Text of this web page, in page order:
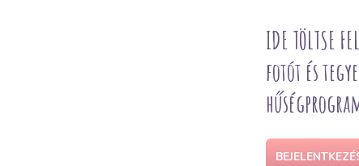
IDE TÖLTSE
fotót és